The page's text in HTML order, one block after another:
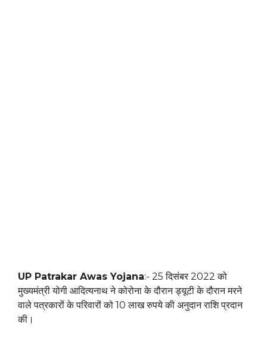
UP Patrakar Awas Yojana:- 25 दिसंबर 2022 को
मुख्यमंत्री योगी आदित्यनाथ ने कोरोना के दौरान ड्यूटी के दौरान मरने
वाले पत्रकारों के परिवारों को 10 लाख रुपये की अनुदान राशि प्रदान
की।